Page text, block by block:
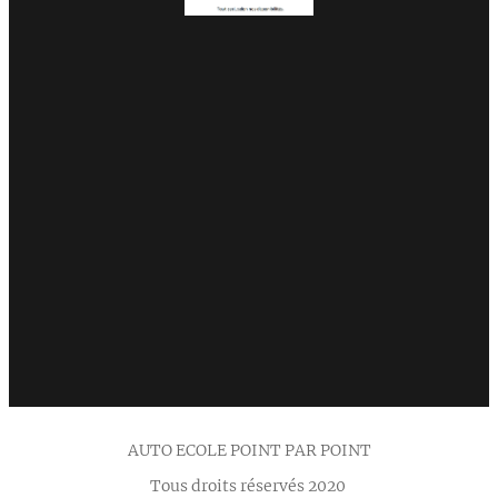
AUTO ECOLE POINT PAR POINT
Tous droits réservés 2020